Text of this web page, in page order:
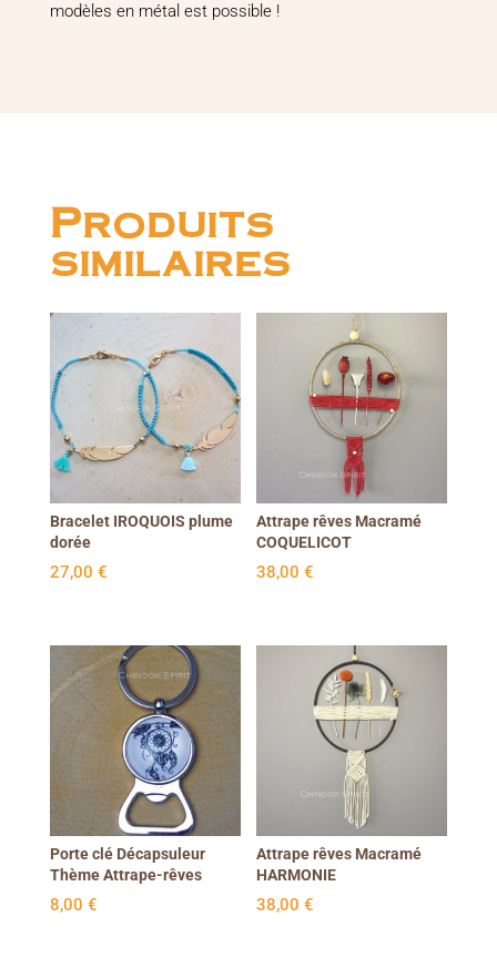
modèles en métal est possible !
Produits
similaires
Bracelet IROQUOIS plume
dorée
27,00 €
Attrape rêves Macramé
COQUELICOT
38,00€
Porte clé Décapsuleur
Thème Attrape-rêves
8,00 €
Attrape rêves Macramé
HARMONIE
38,00€